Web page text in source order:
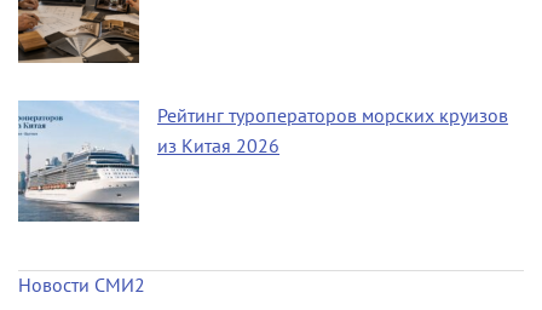
Рейтинг туроператоров морских круизов
из Китая 2026
Новости СМИ2